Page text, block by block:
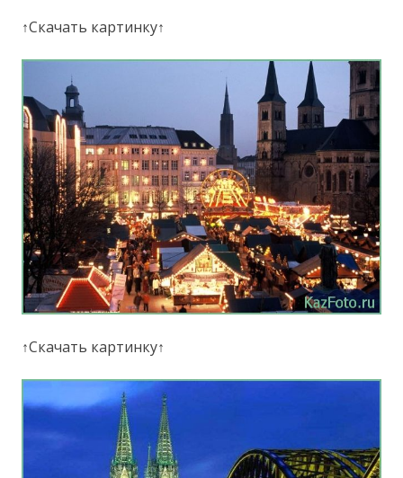
↑Скачать картинку↑
↑Скачать картинку↑